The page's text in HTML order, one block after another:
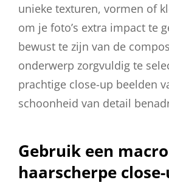
unieke texturen, vormen of
om je foto’s extra impact te
bewust te zijn van de
onderwerp zorgvuldig te
prachtige close-up beelden
schoonheid van detail
Gebruik een
haarscherpe